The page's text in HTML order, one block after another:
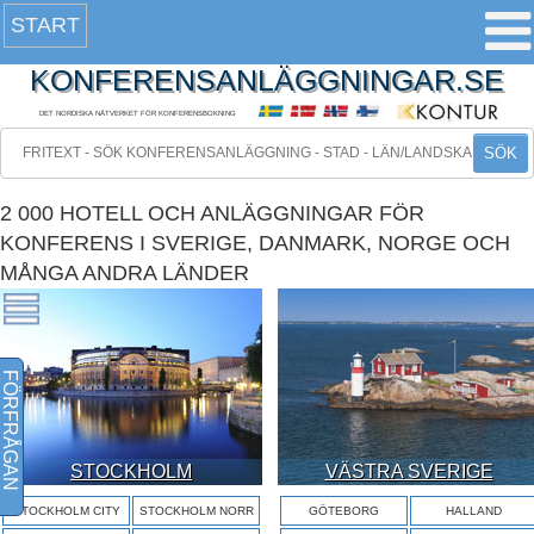
START
KONFERENSANLÄGGNINGAR.SE
DET NORDISKA NÄTVERKET FÖR KONFERENSBOKNING
SÖK
2 000 HOTELL OCH ANLÄGGNINGAR FÖR
KONFERENS I SVERIGE, DANMARK, NORGE OCH
MÅNGA ANDRA LÄNDER
STOCKHOLM
STOCKHOLM CITY STOCKHOLM NORR
VÄSTRA SVERIGE
GÖTEBORG HALLAND
FÖRFRÅGAN